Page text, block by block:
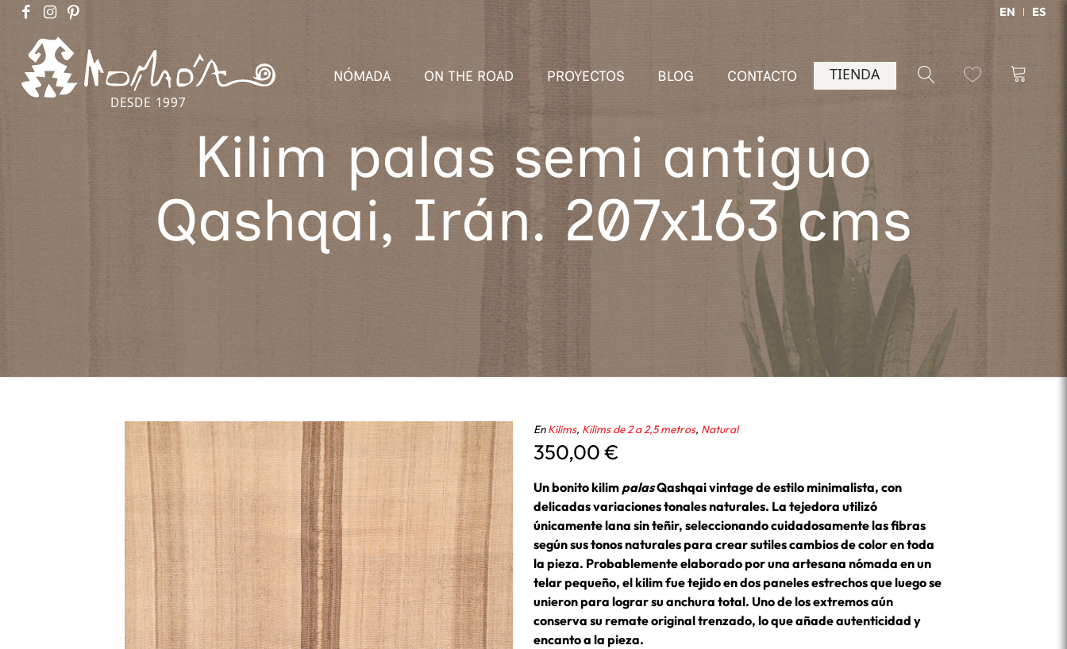
EN ES
DESDE 1997
NÓMADA ON THE ROAD PROYECTOS BLOG CONTACTO TIENDA
Kilim palas semi antiguo
Qashqai, Irán. 207x163 cms
EnKilims, Kilims de 2 a 2,5 metros, Natural
350,00€
Un bonito kilim palasQashqai vintage de estilo minimalista, con
delicadas variaciones tonales naturales. La tejedora utilizó
únicamente lana sin teñir, seleccionando cuidadosamente las fibras
según sus tonos naturales para crear sutiles cambios de color en toda
la pieza. Probablemente elaborado por una artesana nómada en un
telar pequeño, el kilim fue tejido en dos paneles estrechos que luego se
unieron para lograr su anchura total. Uno de los extremos aún
conserva su remate original trenzado, lo que añade autenticidad y
encanto a la pieza.